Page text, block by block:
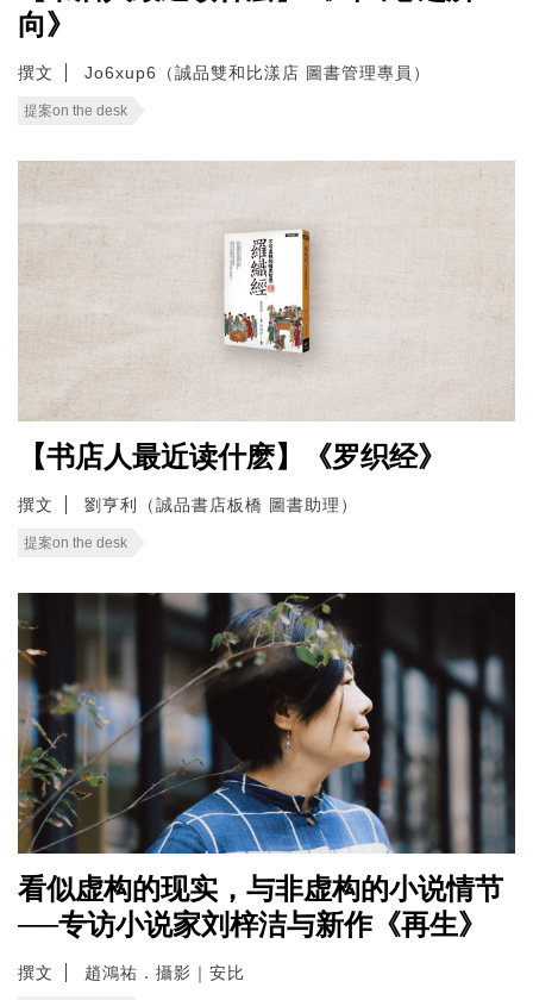
向》
撰文 Jo6xup6（誠品雙和比漾店 圖書管理專員）
提案on the desk
【书店人最近读什麽】《罗织经》
撰文 劉亨利（誠品書店板橋 圖書助理）
提案on the desk
看似虚构的现实，与非虚构的小说情节
──专访小说家刘梓洁与新作《再生》
撰文 趙鴻祐．攝影｜安比